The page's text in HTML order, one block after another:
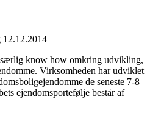
know how omkring udvikling,
Virksomheden har udviklet
de seneste 7-8
ejendomsportefølje består af